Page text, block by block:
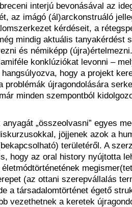
interjú bevonásával az
az imágó (ál)arckonstruáló
kérdéseit, a
mindig aktuális tanyakérdést
és némiképp
konklúziókat levonni –
hogy a projekt
problémák újragondolására
minden szempontból
„összeolvasni” egyes
jöjjenek azok a
területéről. A
hogy az oral history nyújtotta
(az ottani szerepvállalás
a társadalomtörténet égető
vezethetnek a keretek